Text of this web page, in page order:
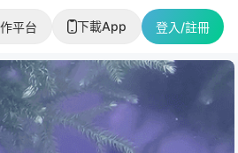
平台 下載App 登入/註冊